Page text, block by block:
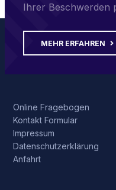
Ihrer Beschwerden
MEHR ERFAHREN
Online Fragebogen
Kontakt Formular
Impressum
Datenschutzerklärung
Anfahrt